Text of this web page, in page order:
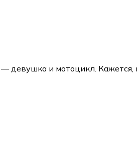
девушка и мотоцикл.